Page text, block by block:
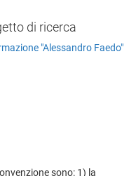
di ricerca
"Alessandro Faedo"
sono: 1) la